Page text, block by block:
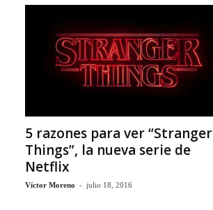
5 razones para ver “Stranger
Things”, la nueva serie de
Netflix
Víctor Moreno - julio 18, 2016